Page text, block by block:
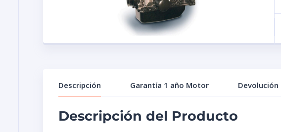
Descripción Garantía 1 año Motor Devolución
Descripción del Producto